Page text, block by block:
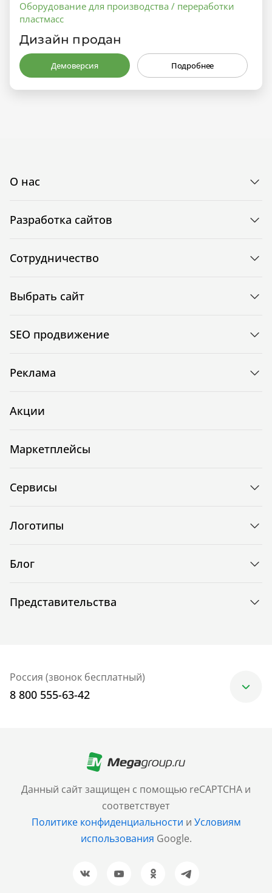
Оборудование для производства / переработки
пластмасс
Дизайн продан
Демоверсия Подробнее
Данный сайт защищен с помощью reCAPTCHA и
соответствует
Политике конфиденциальности и Условиям
использования Google.
О нас
Разработка сайтов
Сотрудничество
Выбрать сайт
SEO продвижение
Реклама
Акции
Маркетплейсы
Сервисы
Логотипы
Блог
Представительства
Россия (звонок бесплатный)
8 800 555-63-42
+7 (499) 705-30-10
Санкт-Петербург
+7 (812) 600-77-33
Барнаул
Новосибирск